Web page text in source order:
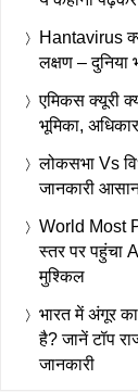
Hantavirus
लक्षण – दुनिया
एमिकस क्यूरी
भूमिका,
लोकसभा Vs
जानकारी
World Most
स्तर पर पहुंचा
मुश्किल
भारत में अंगूर
है? जानें टॉप
जानकारी